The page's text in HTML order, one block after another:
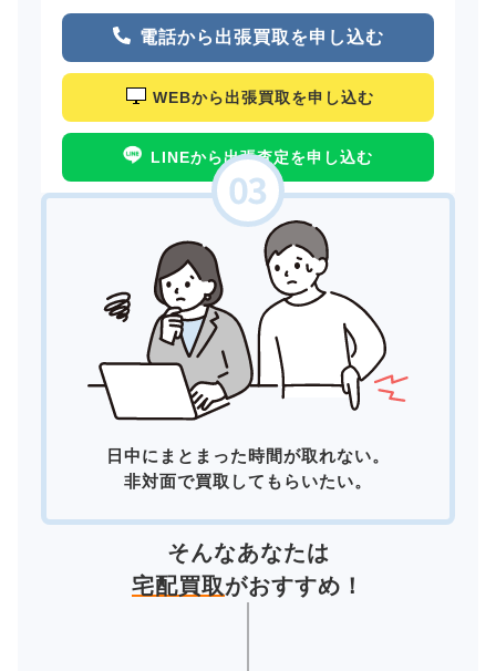
電話から出張買取を申し込む
WEBから出張買取を申し込む
LINEから出張査定を申し込む
日中にまとまった時間が取れない。
非対面で買取してもらいたい。
そんなあなたは
宅配買取がおすすめ！